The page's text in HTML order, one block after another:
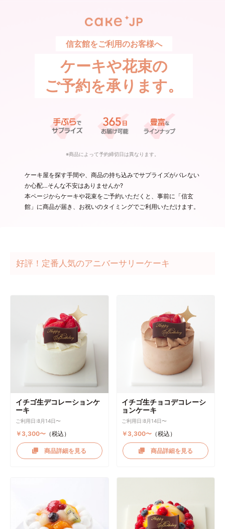
信玄館をご利用のお客様へ
ケーキや花束の
ご予約を承ります。
※商品によって予約締切日は異なります。
ケーキ屋を探す手間や、商品の持ち込みでサプライズがバレない
か心配…そんな不安はありませんか?
本ページからケーキや花束をご予約いただくと、事前に「信玄
館」に商品が届き、お祝いのタイミングでご利用いただけます。
好評！定番人気のアニバーサリーケーキ
イチゴ生デコレーションケ
ーキ
ご利用日:8月14日〜
￥3,300〜（税込）
商品詳細を見る
イチゴ生チョコデコレーシ
ョンケーキ
ご利用日:8月14日〜
￥3,300〜 （税込）
商品詳細を見る